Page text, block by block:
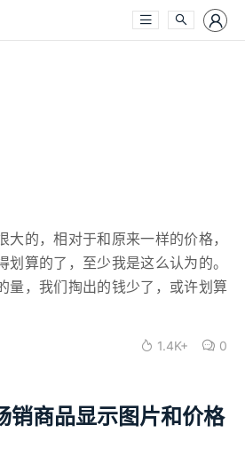
大的，相对于和原来一样的价格，
划算的了，至少我是这么认为的。
量，我们掏出的钱少了，或许划算
1.4K+ 0
商品显示图片和价格